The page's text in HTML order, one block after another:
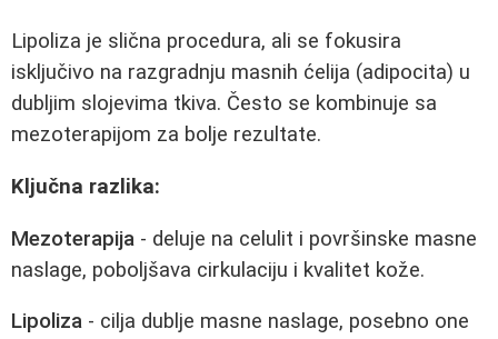
Lipoliza je slična procedura, ali se fokusira
isključivo na razgradnju masnih ćelija (adipocita) u
dubljim slojevima tkiva. Često se kombinuje sa
mezoterapijom za bolje rezultate.
Ključna razlika:
Mezoterapija - deluje na celulit i površinske masne
naslage, poboljšava cirkulaciju i kvalitet kože.
Lipoliza - cilja dublje masne naslage, posebno one